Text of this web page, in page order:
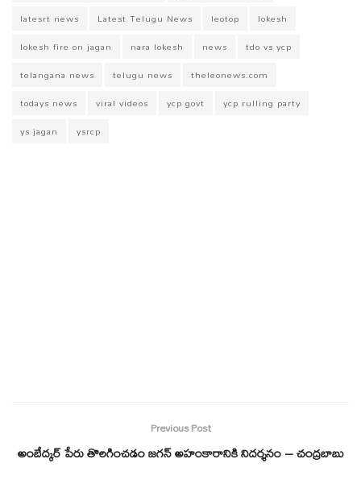
latesrt news
Latest Telugu News leotop
lokesh
lokesh fire on jagan
nara lokesh news
tdo vs ycp
telangana news
telugu news
theleonews.com
todays news
viral videos ycp govt
ycp rulling party
ys jagan
ysrcp
Previous Post
అంబేద్కర్ పేరు తొలగించడం జగన్ అహంకారానికి నిదర్శనం – చంద్రబాబు